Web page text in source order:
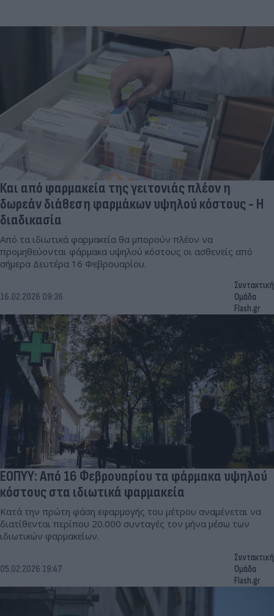
Και από φαρμακεία της γειτονιάς πλέον η
δωρεάν διάθεση φαρμάκων υψηλού κόστους - Η
διαδικασία
Από τα ιδιωτικά φαρμακεία θα μπορούν πλέον να
προμηθεύονται φάρμακα υψηλού κόστους οι ασθενείς από
σήμερα Δευτέρα 16 Φεβρουαρίου.
16.02.2026 09:36
Συντακτική
Ομάδα
Flash.gr
ΕΟΠΥΥ: Από 16 Φεβρουαρίου τα φάρμακα υψηλού
κόστους στα ιδιωτικά φαρμακεία
Κατά την πρώτη φάση εφαρμογής του μέτρου αναμένεται να
διατίθενται περίπου 20.000 συνταγές τον μήνα μέσω των
ιδιωτικών φαρμακείων.
05.02.2026 19:47
Συντακτική
Ομάδα
Flash.gr